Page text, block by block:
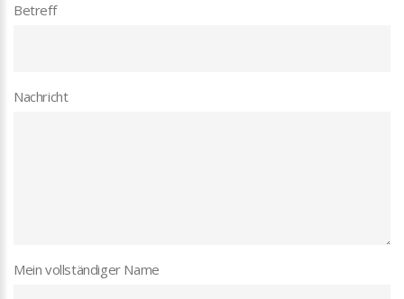
Betreff
Nachricht
Mein vollständiger Name